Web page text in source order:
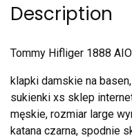
Description
Tommy Hifliger 1888
klapki damskie na
sukienki xs sklep
męskie, rozmiar large
katana czarna, spodnie